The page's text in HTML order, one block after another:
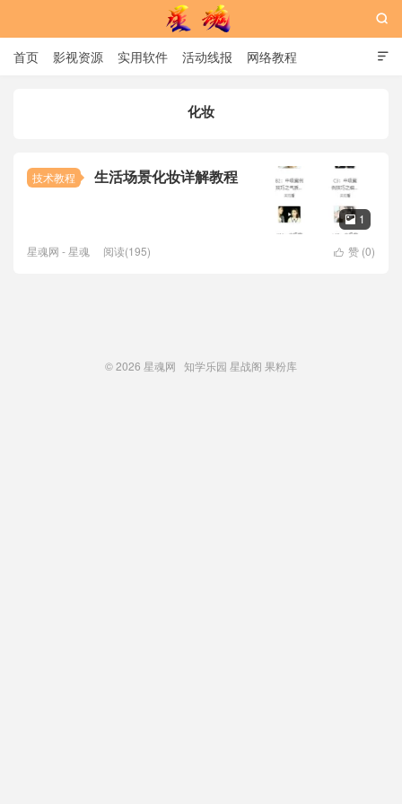

首页 影视资源 实用软件 活动线报 网络教程

化妆
技术教程 生活场景化妆详解教程
 1
 赞 (0)
星魂网 - 星魂 阅读(195)
© 2026 星魂网 知学乐园 星战阁 果粉库